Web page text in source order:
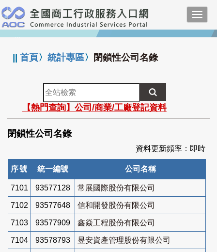
跳
到
主
要
:::
||首頁〉統計專區〉 閉鎖性公司名錄
全
站
檢
索
【熱門查詢】公司/商業/工廠登記資料
閉鎖性公司名錄
資料更新頻率：即時
序號 統一編號 公司名稱
7101 93577128 常展國際股份有限公司
7102 93577648 信和開發股份有限公司
7103 93577909 鑫焱工程股份有限公司
7104 93578793 昱安資產管理股份有限公司